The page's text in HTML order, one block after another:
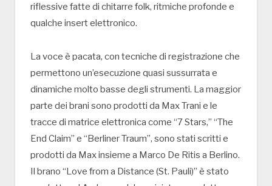
riflessive fatte di chitarre folk, ritmiche profonde e
qualche insert elettronico.
La voce è pacata, con tecniche di registrazione che
permettono un’esecuzione quasi sussurrata e
dinamiche molto basse degli strumenti. La maggior
parte dei brani sono prodotti da Max Trani e le
tracce di matrice elettronica come “7 Stars,” “The
End Claim” e “Berliner Traum”, sono stati scritti e
prodotti da Max insieme a Marco De Ritis a Berlino.
Il brano “Love from a Distance (St. Pauli)” è stato